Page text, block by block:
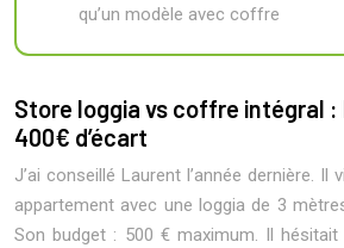
qu’un modèle avec coffre
Store loggia vs coffre intégral
400€ d’écart
J’ai conseillé Laurent l’année dernière. Il
appartement avec une loggia de 3
Son budget : 500 € maximum. Il